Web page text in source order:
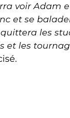
voir Adam
et se
les
et les